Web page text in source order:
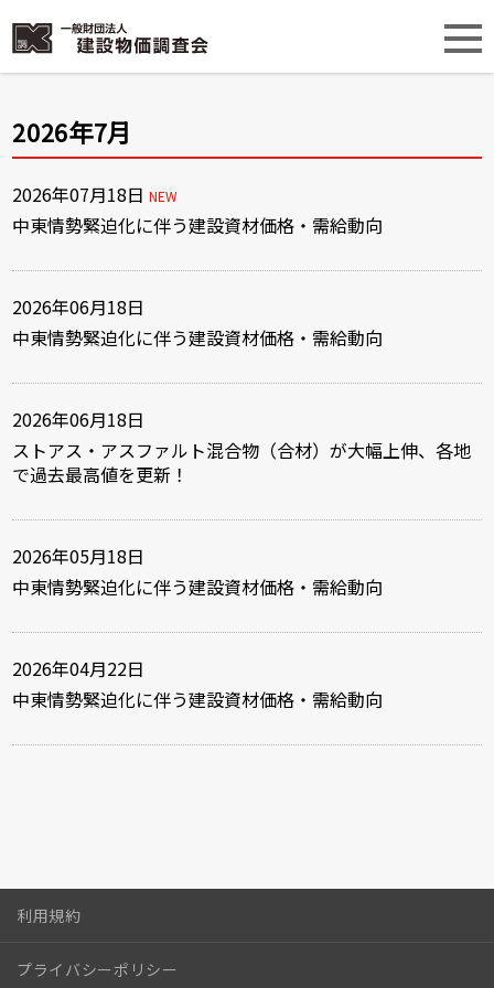
2026年7月
2026年07月18日NEW
中東情勢緊迫化に伴う建設資材価格・需給動向
2026年06月18日
中東情勢緊迫化に伴う建設資材価格・需給動向
2026年06月18日
ストアス・アスファルト混合物（合材）が大幅上伸、各地
で過去最高値を更新！
2026年05月18日
中東情勢緊迫化に伴う建設資材価格・需給動向
2026年04月22日
中東情勢緊迫化に伴う建設資材価格・需給動向
利用規約
プライバシーポリシー